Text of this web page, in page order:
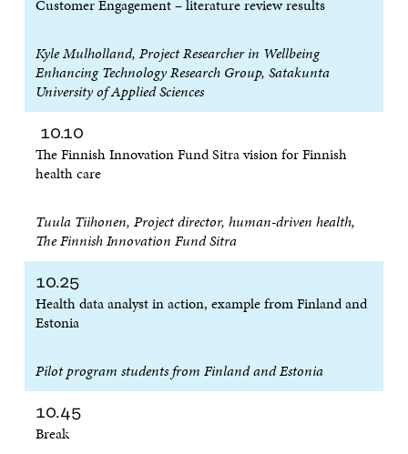
Customer Engagement – literature review results
Kyle Mulholland, Project Researcher in Wellbeing
Enhancing Technology Research Group, Satakunta
University of Applied Sciences
10.10
The Finnish Innovation Fund Sitra vision for Finnish
health care
Tuula Tiihonen, Project director, human-driven health,
The Finnish Innovation Fund Sitra
10.25
Health data analyst in action, example from Finland and
Estonia
Pilot program students from Finland and Estonia
10.45
Break